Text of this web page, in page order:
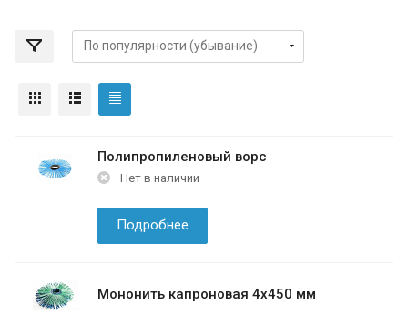
Полипропиленовый ворс
Нет в наличии
Подробнее
Мононить капроновая 4х450 мм